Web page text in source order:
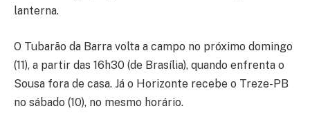
lanterna.
O Tubarão da Barra volta a campo no próximo domingo
(11), a partir das 16h30 (de Brasília), quando enfrenta o
Sousa fora de casa. Já o Horizonte recebe o Treze-PB
no sábado (10), no mesmo horário.